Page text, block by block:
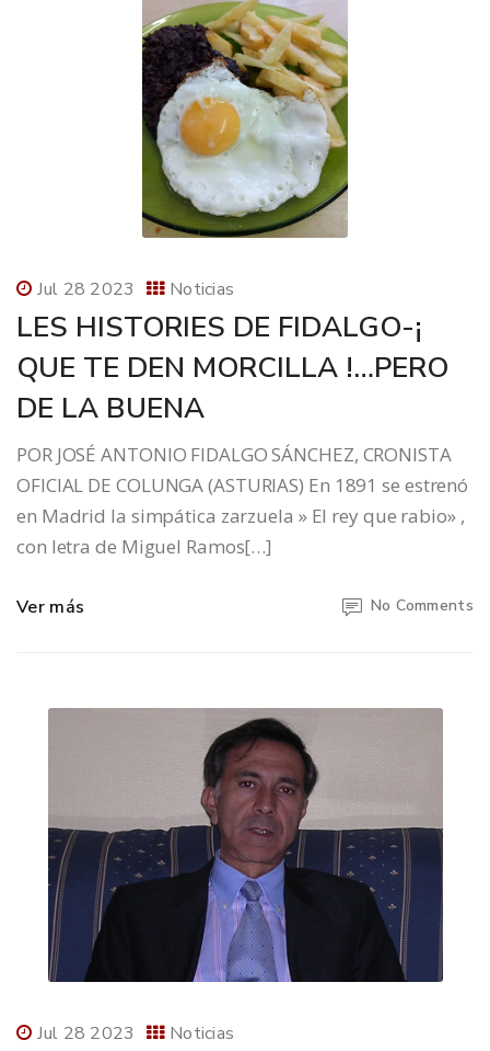
Jul 28 2023 Noticias
LES HISTORIES DE FIDALGO-¡
QUE TE DEN MORCILLA !…PERO
DE LA BUENA
POR JOSÉ ANTONIO FIDALGO SÁNCHEZ, CRONISTA
OFICIAL DE COLUNGA (ASTURIAS) En 1891 se estrenó
en Madrid la simpática zarzuela » El rey que rabio» ,
con letra de Miguel Ramos[…]
Ver más No Comments
Jul 28 2023 Noticias